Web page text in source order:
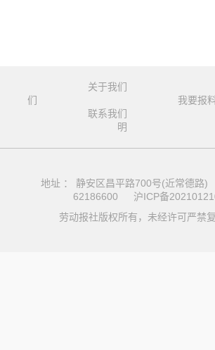
关于我们
们
我要报
联系我们
明
地址 ： 静安区昌平路700号(近常德路
62186600
沪ICP备
劳动报社版权所有，未经许可严禁